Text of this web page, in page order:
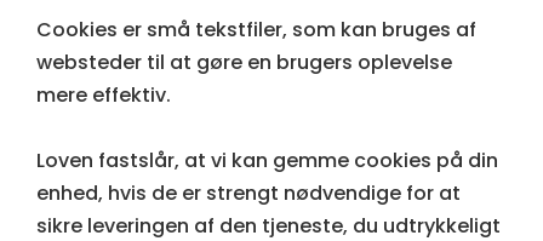
Cookies er små tekstfiler, som kan bruges af
websteder til at gøre en brugers oplevelse
mere effektiv.
Loven fastslår, at vi kan gemme cookies på din
enhed, hvis de er strengt nødvendige for at
sikre leveringen af den tjeneste, du udtrykkeligt